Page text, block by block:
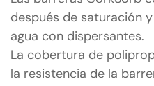
después de saturación
agua con dispersantes.
La cobertura de
la resistencia de la